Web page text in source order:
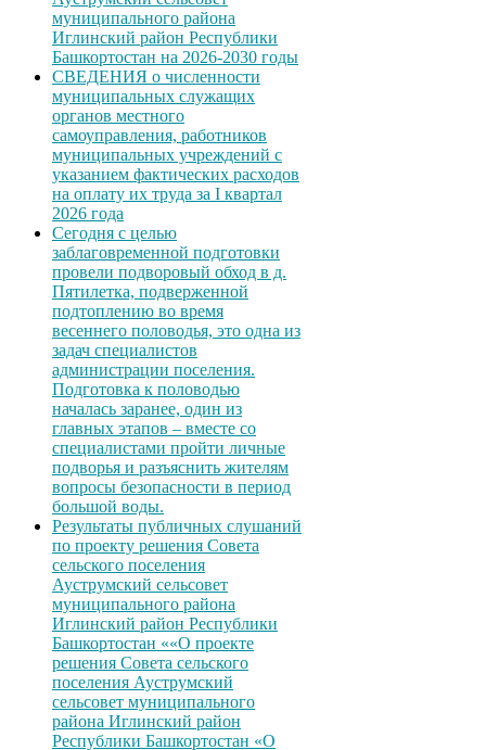
муниципального района
Иглинский район Республики
Башкортостан на 2026-2030 годы
СВЕДЕНИЯ о численности
муниципальных служащих
органов местного
самоуправления, работников
муниципальных учреждений с
указанием фактических расходов
на оплату их труда за I квартал
2026 года
Сегодня с целью
заблаговременной подготовки
провели подворовый обход в д.
Пятилетка, подверженной
подтоплению во время
весеннего половодья, это одна из
задач специалистов
администрации поселения.
Подготовка к половодью
началась заранее, один из
главных этапов – вместе со
специалистами пройти личные
подворья и разъяснить жителям
вопросы безопасности в период
большой воды.
Результаты публичных слушаний
по проекту решения Совета
сельского поселения
Ауструмский сельсовет
муниципального района
Иглинский район Республики
Башкортостан ««О проекте
решения Совета сельского
поселения Ауструмский
сельсовет муниципального
района Иглинский район
Республики Башкортостан «О